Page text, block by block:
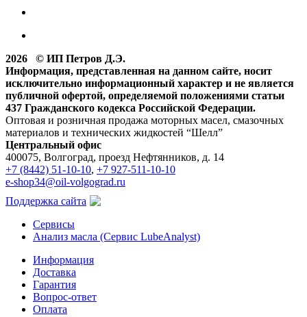
2026 © ИП Петров Д.Э.
Информация, представленная на данном сайте, носит
исключительно информационный характер и не является
публичной офертой, определяемой положениями статьи
437 Гражданского кодекса Российской Федерации.
Оптовая и розничная продажа моторных масел, смазочных
материалов и технических жидкостей “Шелл”
Центральный офис
400075, Волгоград, проезд Нефтянников, д. 14
+7 (8442) 51-10-10, +7 927-511-10-10
e-shop34@oil-volgograd.ru
Поддержка сайта
Сервисы
Анализ масла (Сервис LubeAnalyst)
Информация
Доставка
Гарантия
Вопрос-ответ
Оплата